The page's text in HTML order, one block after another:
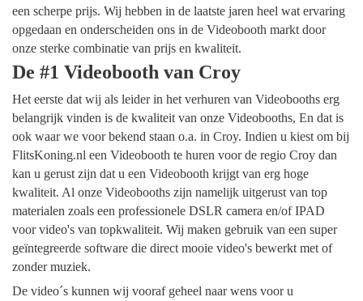
een scherpe prijs. Wij hebben in de laatste jaren heel wat ervaring
opgedaan en onderscheiden ons in de Videobooth markt door
onze sterke combinatie van prijs en kwaliteit.
De #1 Videobooth van Croy
Het eerste dat wij als leider in het verhuren van Videobooths erg
belangrijk vinden is de kwaliteit van onze Videobooths, En dat is
ook waar we voor bekend staan o.a. in Croy. Indien u kiest om bij
FlitsKoning.nl een Videobooth te huren voor de regio Croy dan
kan u gerust zijn dat u een Videobooth krijgt van erg hoge
kwaliteit. Al onze Videobooths zijn namelijk uitgerust van top
materialen zoals een professionele DSLR camera en/of IPAD
voor video's van topkwaliteit. Wij maken gebruik van een super
geïntegreerde software die direct mooie video's bewerkt met of
zonder muziek.
De video´s kunnen wij vooraf geheel naar wens voor u